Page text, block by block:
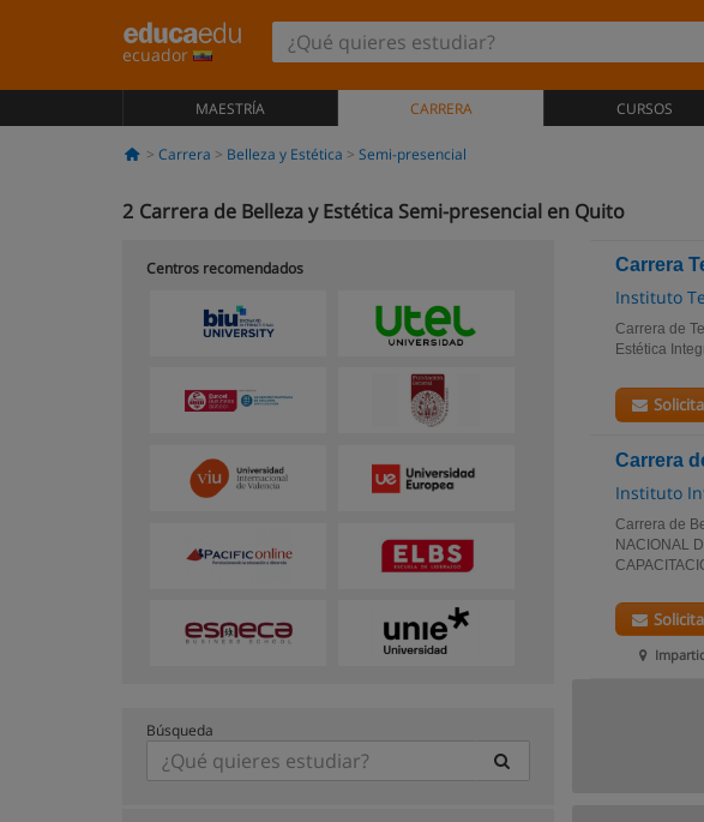
ecuador
MAESTRÍA CARRERA CURSOS
Carrera Belleza y Estética Semi-presencial
2 Carrera de Belleza y Estética Semi-presencial en Quito
Carrera
Instituto
Carrera de
Estética
Carrera
Instituto
Carrera de
NACIONAL
Centros recomendados
Búsqueda